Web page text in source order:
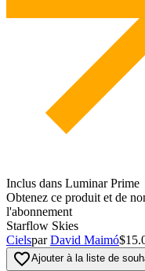
Inclus dans Luminar Prime
Obtenez ce produit et de
l'abonnement
Starflow Skies
Cielspar David Maimó
favorite_borderAjouter à la liste de